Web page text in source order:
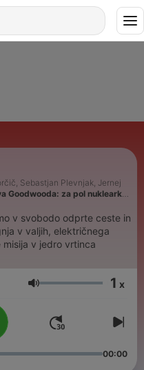
Sebastjan Plevnjak, Jernej
Goodwooda: za pol nuklearke
v svobodo odprte ceste in
v valjih, električnega
misija v jedro vrtinca
Volym 1 x
00:00